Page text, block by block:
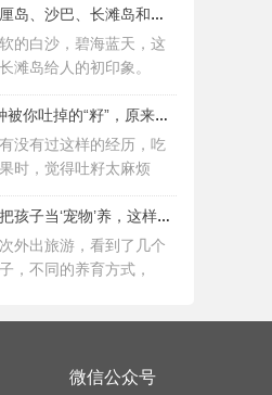
巴厘岛、沙巴、长滩岛和普吉岛，哪个更值得
的白沙，碧海蓝天，这
滩岛给人的初印象。
6种被你吐掉的“籽”，原来是果蔬界的营养
没有过这样的经历，吃
时，觉得吐籽太麻烦
别把孩子当‘宠物’养，这样会毁掉Ta一生！
外出旅游，看到了几个
，不同的养育方式，
微信公众号